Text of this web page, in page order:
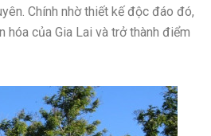
Chính nhờ thiết kế độc đáo đó,
hóa của Gia Lai và trở thành điểm